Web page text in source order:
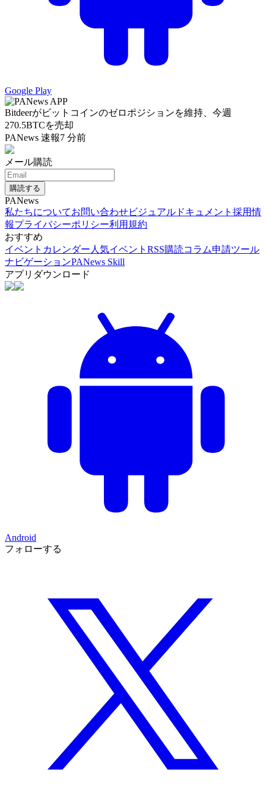
Google Play
Bitdeerがビットコインのゼロポジションを維持、今週
270.5BTCを売却
PANews 速報7 分前
メール購読
購読する
PANews
私たちについてお問い合わせビジュアルドキュメント 採用情
報プライバシーポリシー利用規約
おすすめ
イベントカレンダー 人気イベント RSS購読コラム申請ツール
ナビゲーションPANews Skill
アプリダウンロード
Android
フォローする